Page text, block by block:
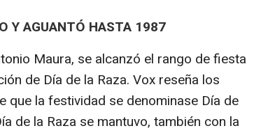
Y AGUANTÓ HASTA 1987
Maura, se alcanzó el rango de fiesta
de Día de la Raza. Vox reseña los
que la festividad se denominase Día de
de la Raza se mantuvo, también con la